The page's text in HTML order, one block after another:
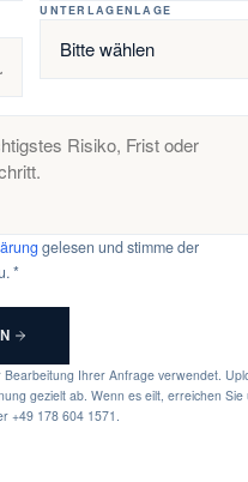
UNTERLAGENLAGE
gelesen und stimme der
*
Ihrer Anfrage verwendet.
gezielt ab. Wenn es eilt, erreichen Sie
+49 178 604 1571